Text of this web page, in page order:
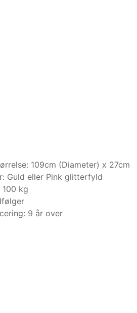
109cm (Diameter) x 27cm
Guld eller Pink glitterfyld
kg
9 år over